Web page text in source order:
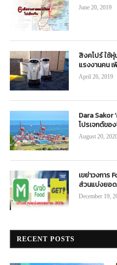
June 20, 2019
สิงคโปร์ ใช้
แรงงานคน
April 26, 2019
Dara Sakor
โปรเจกต์ขอ
August 20,
เขย่าวงการ
ส่วนแบ่งยอ
December 19,
RECENT POSTS